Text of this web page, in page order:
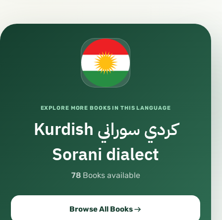
EXPLORE MORE BOOKS IN THIS LANGUAGE
Kurdish كردي سوراني
Sorani dialect
78 Books available
Browse All Books